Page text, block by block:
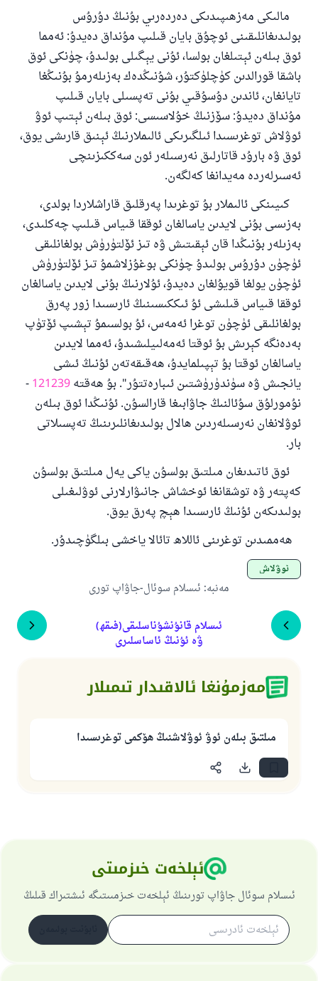
مالىكى مەزھىپىدىكى دەردەرىي بۇنىڭ دۇرۇس
بولىدىغانلىقىنى ئوچۇق بايان قىلىپ مۇنداق دەيدۇ: ئەمما
ئوق بىلەن ئېتىلغان بولسا، ئۇنى يېگىلى بولىدۇ، چۈنكى ئوق
باشقا قورالدىن كۈچلۈكتۇر، شۇنىڭدەك بەزىلەرمۇ بۇنىڭغا
تايانغان، ئاندىن دۇسۇقىي بۇنى تەپسىلى بايان قىلىپ
مۇنداق دەيدۇ: سۆزنىڭ خۇلاسىسى: ئوق بىلەن ئېتىپ ئوۋ
ئوۋلاش توغرىسىدا ئىلگىرىكى ئالىملارنىڭ ئېنىق قارىشى يوق،
ئوق ۋە بارۇد قاتارلىق نەرسىلەر ئون سەككىزىنچى
ئەسىرلەردە مەيدانغا كەلگەن.
كىيىنكى ئالىملار بۇ توغرىدا پەرقلىق قاراشلاردا بولدى،
بەزىسى بۇنى لايدىن ياسالغان ئوققا قىياس قىلىپ چەكلىدى،
بەزىلەر بۇنىڭدا قان ئېقىتىش ۋە تىز ئۆلتۈرۈش بولغانلىقى
ئۈچۈن دۇرۇس بولىدۇ چۈنكى بوغۇزلاشمۇ تىز ئۆلتۈرۈش
ئۈچۈن يولغا قويۇلغان دەيدۇ، ئۇلارنىڭ بۇنى لايدىن ياسالغان
ئوققا قىياس قىلىشى ئۇ ئىككىسىنىڭ ئارىسىدا زور پەرق
بولغانلىقى ئۈچۈن توغرا ئەمەس، ئۇ بولسىمۇ تېشىپ ئۆتۈپ
بەدەنگە كېرىش بۇ ئوقتا ئەمەلىيلىشىدۇ، ئەمما لايدىن
ياسالغان ئوقتا بۇ تېپىلمايدۇ، ھەقىقەتەن ئۇنىڭ ئىشى
يانجىش ۋە سۈندۈرۈشتىن ئىبارەتتۇر". بۇ ھەقتە121239
-
نۇمورلۇق سۇئالنىڭ جاۋابىغا قارالسۇن. ئۇنىڭدا ئوق بىلەن
ئوۋلانغان نەرسىلەردىن ھالال بولىدىغانلىرىنىڭ تەپسىلاتى
بار.
ئوق ئاتىدىغان مىلتىق بولسۇن ياكى يەل مىلتىق بولسۇن
كەپتەر ۋە توشقانغا ئوخشاش جانىۋارلارنى ئوۋلىغىلى
بولىدىكەن ئۇنىڭ ئارىسىدا ھېچ پەرق يوق.
ھەممىدىن توغرىنى ئاللاھ تائالا ياخشى بىلگۈچىدۇر.
ئوۋلاش
مەنبە: ئىسلام سوئال-جاۋاپ تورى
ئىسلام قانۇنشۇناسلىقى(فىقھ)
ۋە ئۇنىڭ ئاساسلىرى
مەزمۇنغا ئالاقىدار تىمىلار
مىلتىق بىلەن ئوۋ ئوۋلاشنىڭ ھۆكمى توغرىسىدا
ئېلخەت خىزمىتى
ئىسلام سوئال جاۋاپ تورىنىڭ ئېلخەت خىزمىىتىگە ئىشتىراك قىلىڭ